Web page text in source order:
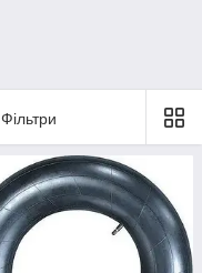
Фільтри